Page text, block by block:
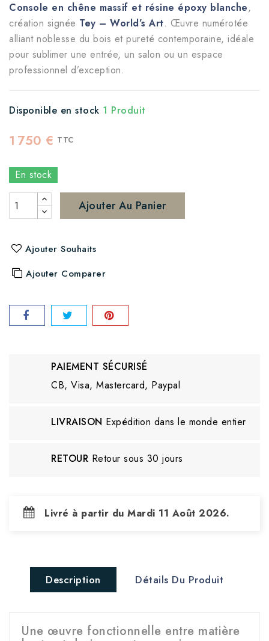
Console en chêne massif et résine époxy blanche,
création signée Tey – World’s Art. Œuvre numérotée
alliant noblesse du bois et pureté contemporaine, idéale
pour sublimer une entrée, un salon ou un espace
professionnel d’exception.
Disponible en stock 1 Produit
1 750 € TTC
En stock
Ajouter Au Panier
Ajouter Souhaits
Ajouter Comparer
PAIEMENT SÉCURISÉ
CB, Visa, Mastercard, Paypal
LIVRAISON Expédition dans le monde entier
RETOUR Retour sous 30 jours
Livré à partir du Mardi 11 Août 2026.
Description Détails Du Produit
Une œuvre fonctionnelle entre matière